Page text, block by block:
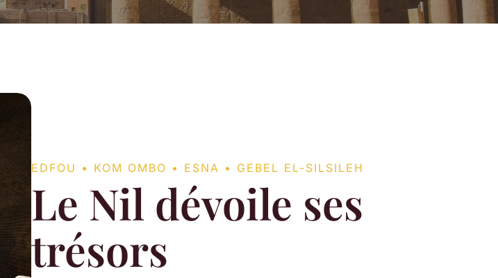
EDFOU • KOM OMBO • ESNA • GEBEL EL-SILSILEH
Le Nil dévoile ses
trésors